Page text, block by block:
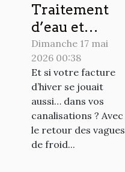
Traitement
d’eau et
économies
d’énergie :
des alliés
insoupçonnés
pour l’hiver
Dimanche 17 mai
2026 00:38
Et si votre facture
d’hiver se jouait
aussi… dans vos
canalisations ? Avec
le retour des vagues
de froid...